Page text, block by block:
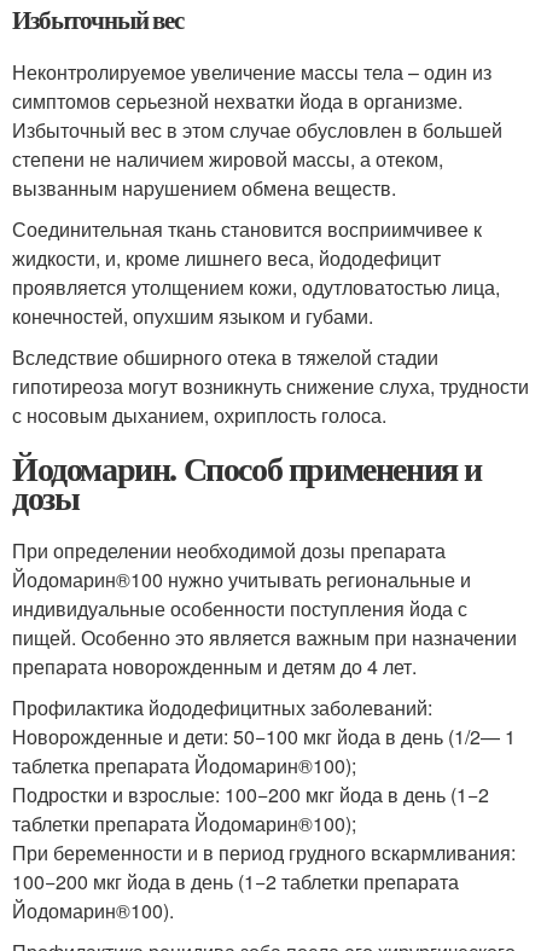
Избыточный вес
Неконтролируемое увеличение массы тела – один из
симптомов серьезной нехватки йода в организме.
Избыточный вес в этом случае обусловлен в большей
степени не наличием жировой массы, а отеком,
вызванным нарушением обмена веществ.
Соединительная ткань становится восприимчивее к
жидкости, и, кроме лишнего веса, йододефицит
проявляется утолщением кожи, одутловатостью лица,
конечностей, опухшим языком и губами.
Вследствие обширного отека в тяжелой стадии
гипотиреоза могут возникнуть снижение слуха, трудности
с носовым дыханием, охриплость голоса.
Йодомарин. Способ применения и
дозы
При определении необходимой дозы препарата
Йодомарин®100 нужно учитывать региональные и
индивидуальные особенности поступления йода с
пищей. Особенно это является важным при назначении
препарата новорожденным и детям до 4 лет.
Профилактика йододефицитных заболеваний:
Новорожденные и дети: 50−100 мкг йода в день (1/2— 1
таблетка препарата Йодомарин®100);
Подростки и взрослые: 100−200 мкг йода в день (1−2
таблетки препарата Йодомарин®100);
При беременности и в период грудного вскармливания:
100−200 мкг йода в день (1−2 таблетки препарата
Йодомарин®100).